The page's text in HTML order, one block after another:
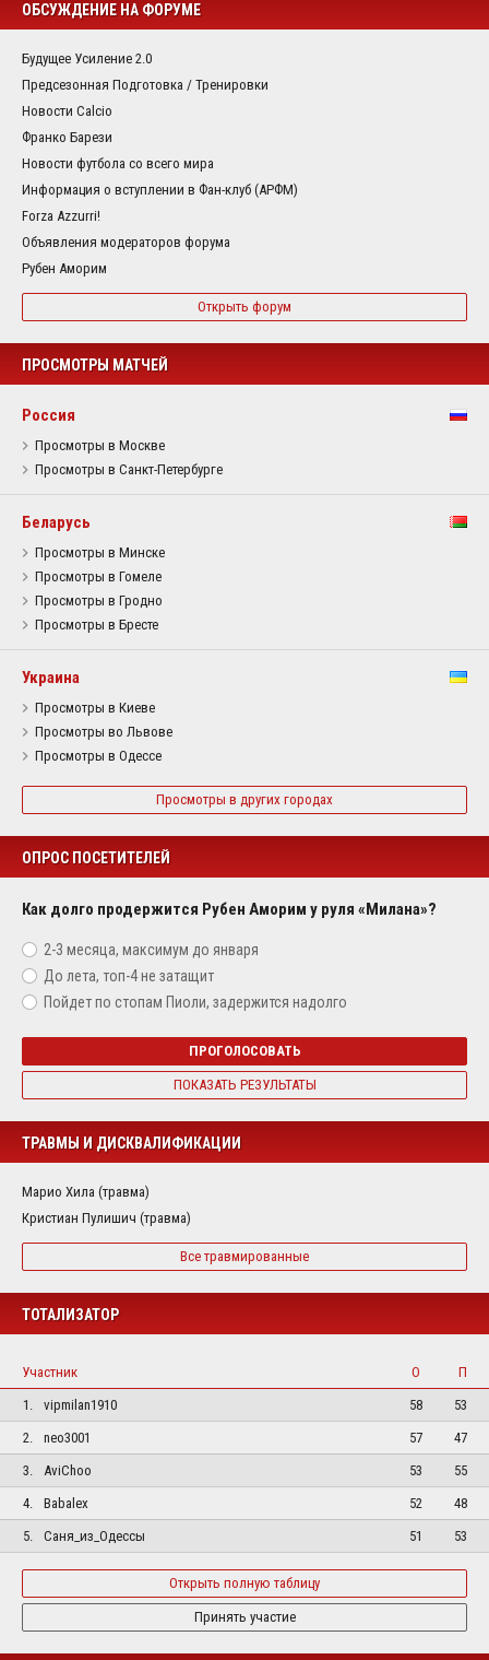
ОБСУЖДЕНИЕ НА ФОРУМЕ
Будущее Усиление 2.0
Предсезонная Подготовка / Тренировки
Новости Calcio
Франко Барези
Новости футбола со всего мира
Информация о вступлении в Фан-клуб (АРФМ)
Forza Azzurri!
Объявления модераторов форума
Рубен Аморим
Открыть форум
ПРОСМОТРЫ МАТЧЕЙ
Россия
Просмотры в Москве
Просмотры в Санкт-Петербурге
Беларусь
Просмотры в Минске
Просмотры в Гомеле
Просмотры в Гродно
Просмотры в Бресте
Украина
Просмотры в Киеве
Просмотры во Львове
Просмотры в Одессе
Просмотры в других городах
ОПРОС ПОСЕТИТЕЛЕЙ
Как долго продержится Рубен Аморим у руля «Милана»?
2-3 месяца, максимум до января
До лета, топ-4 не затащит
Пойдет по стопам Пиоли, задержится надолго
ПРОГОЛОСОВАТЬ
ПОКАЗАТЬ РЕЗУЛЬТАТЫ
ТРАВМЫ И ДИСКВАЛИФИКАЦИИ
Марио Хила (травма)
Кристиан Пулишич (травма)
Все травмированные
ТОТАЛИЗАТОР
Участник О
П
1.
vipmilan1910 58
53
2.
neo3001 57
47
3.
AviChoo 53
55
4.
Babalex 52
48
5.
Саня_из_Одессы 51 53
Открыть полную таблицу
Принять участие